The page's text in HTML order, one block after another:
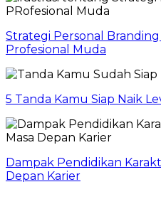
Strategi Personal
Profesional Muda
5 Tanda Kamu Siap Naik
Dampak Pendidikan
Depan Karier